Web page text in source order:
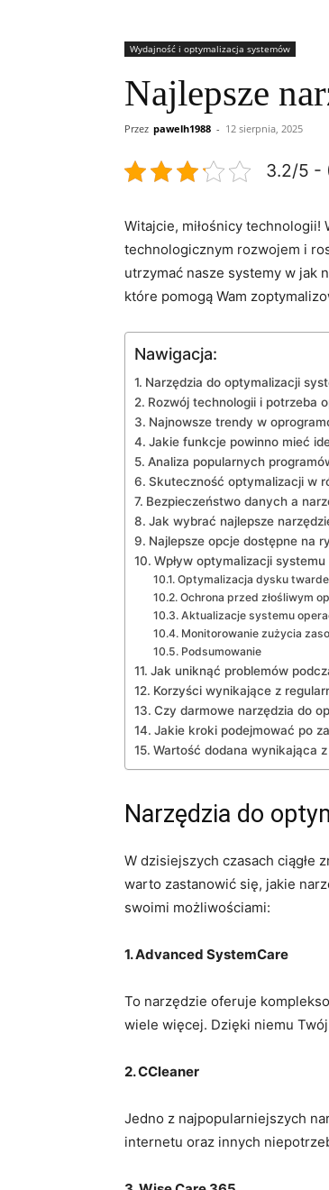
Wydajność i optymalizacja systemów
Najlepsze
Przez pawelh1988 - 12 sierpnia, 2025
3.2/5 -
Witajcie, miłośnicy
technologicznym rozwojem i
utrzymać nasze systemy w jak
które pomogą Wam
Nawigacja:
Narzędzia do optymalizacji
Rozwój technologii i potrzeba
Najnowsze trendy w
Jakie funkcje powinno mieć
Analiza popularnych
Skuteczność optymalizacji w
Bezpieczeństwo danych a
Jak wybrać najlepsze
Najlepsze opcje dostępne na
Wpływ optymalizacji
Optymalizacja dysku
Ochrona przed złośliwym
Aktualizacje systemu
Monitorowanie zużycia
Podsumowanie
Jak uniknąć problemów
Korzyści wynikające z
Czy darmowe narzędzia do
Jakie kroki podejmować po
Wartość dodana wynikająca
Narzędzia do
W dzisiejszych czasach ciągłe
warto zastanowić się, jakie
swoimi możliwościami:
1. Advanced SystemCare
To narzędzie oferuje
wiele więcej. Dzięki niemu
2. CCleaner
Jedno z najpopularniejszych
internetu oraz innych